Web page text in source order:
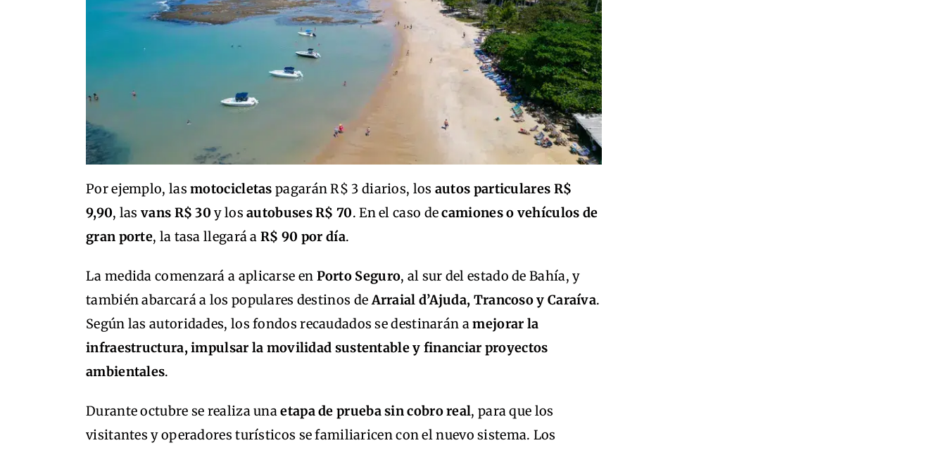
Por ejemplo, lasmotocicletas pagarán R$ 3 diarios, los autos particulares R$
9,90, lasvans R$ 30 y losautobuses R$ 70. En el caso decamiones o vehículos de
gran porte, la tasa llegará aR$ 90 por día.
La medida comenzará a aplicarse en Porto Seguro, al sur del estado de Bahía, y
también abarcará a los populares destinos deArraial d’Ajuda, Trancoso y Caraíva.
Según las autoridades, los fondos recaudados se destinarán amejorar la
infraestructura, impulsar la movilidad sustentable y financiar proyectos
ambientales.
Durante octubre se realiza unaetapa de prueba sin cobro real, para que los
visitantes y operadores turísticos se familiaricen con el nuevo sistema. Los